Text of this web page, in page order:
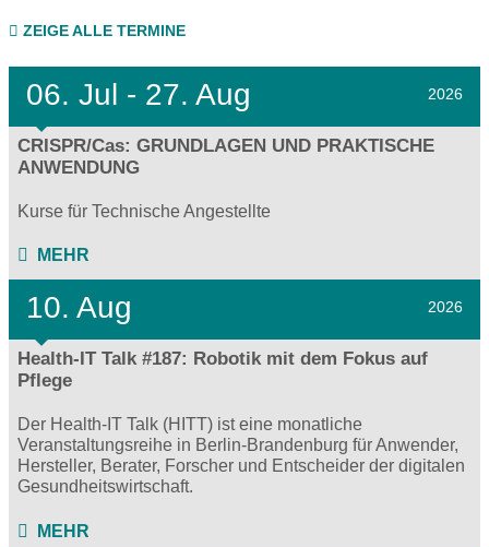
ZEIGE ALLE TERMINE
06. Jul - 27. Aug 2026
CRISPR/Cas: GRUNDLAGEN UND PRAKTISCHE
ANWENDUNG
Kurse für Technische Angestellte
MEHR
10. Aug 2026
Health-IT Talk #187: Robotik mit dem Fokus auf
Pflege
Der Health-IT Talk (HITT) ist eine monatliche
Veranstaltungsreihe in Berlin-Brandenburg für Anwender,
Hersteller, Berater, Forscher und Entscheider der digitalen
Gesundheitswirtschaft.
MEHR